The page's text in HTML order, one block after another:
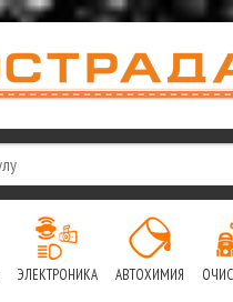
ЭЛЕКТРОНИКА АВТОХИМИЯ